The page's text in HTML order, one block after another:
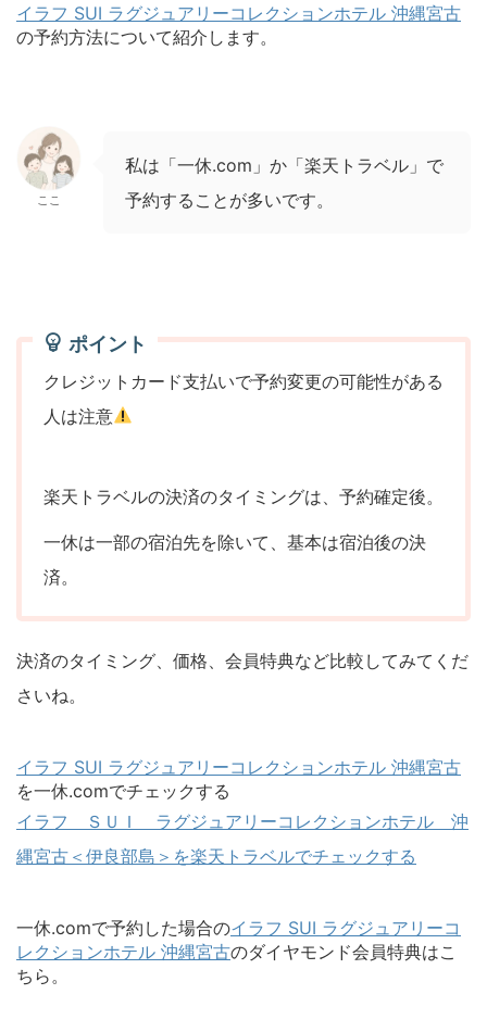
イラフ SUI ラグジュアリーコレクションホテル 沖縄宮古
の予約方法について紹介します。
ここ
私は「一休.com」か「楽天トラベル」で
予約することが多いです。
ポイント
クレジットカード支払いで予約変更の可能性がある
人は注意
楽天トラベルの決済のタイミングは、予約確定後。
一休は一部の宿泊先を除いて、基本は宿泊後の決
済。
決済のタイミング、価格、会員特典など比較してみてくだ
さいね。
イラフ SUI ラグジュアリーコレクションホテル 沖縄宮古
を一休.comでチェックする
イラフ ＳＵＩ ラグジュアリーコレクションホテル 沖
縄宮古＜伊良部島＞を楽天トラベルでチェックする
一休.comで予約した場合のイラフ SUI ラグジュアリーコ
レクションホテル 沖縄宮古のダイヤモンド会員特典はこ
ちら。